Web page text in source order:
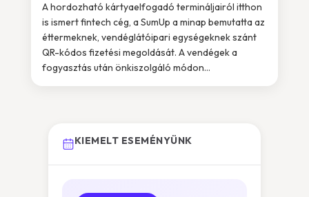
A hordozható kártyaelfogadó termináljairól itthon
is ismert fintech cég, a SumUp a minap bemutatta az
éttermeknek, vendéglátóipari egységeknek szánt
QR-kódos fizetési megoldását. A vendégek a
fogyasztás után önkiszolgáló módon...
KIEMELT ESEMÉNYÜNK